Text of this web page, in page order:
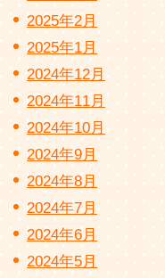
2025年2月
2025年1月
2024年12月
2024年11月
2024年10月
2024年9月
2024年8月
2024年7月
2024年6月
2024年5月